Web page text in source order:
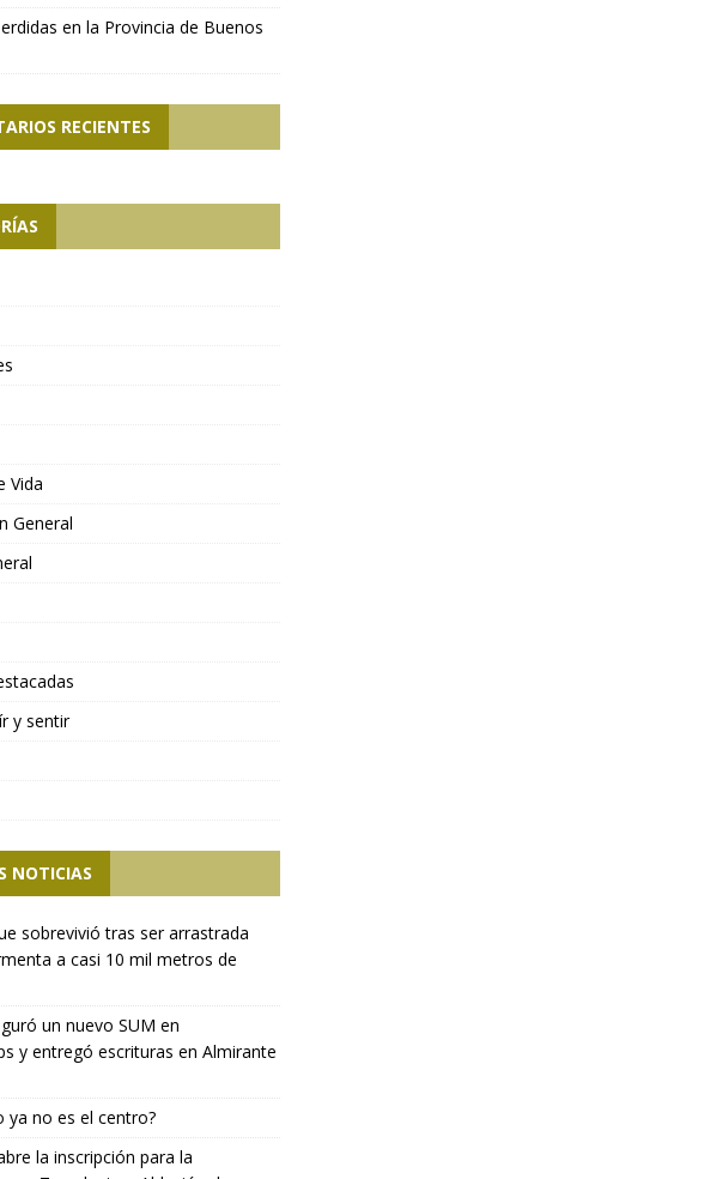
en la Provincia de Buenos
RECIENTES
Vida
General
y sentir
NOTICIAS
sobrevivió tras ser arrastrada
a casi 10 mil metros de
un nuevo SUM en
y entregó escrituras en Almirante
ya no es el centro?
la inscripción para la